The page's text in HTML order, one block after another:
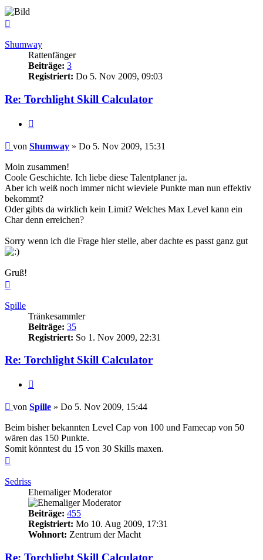
Shumway
Rattenfänger
Beiträge: 3
Registriert: Do 5. Nov 2009, 09:03
Re: Torchlight Skill Calculator
Beitrag
von Shumway » Do 5. Nov 2009, 15:31
Moin zusammen!
Coole Geschichte. Ich liebe diese Talentplaner ja.
Aber ich weiß noch immer nicht wieviele Punkte man nun effektiv
bekommt?
Oder gibts da wirklich kein Limit? Welches Max Level kann ein
Char denn erreichen?
Sorry wenn ich die Frage hier stelle, aber dachte es passt ganz gut
Gruß!
Spille
Tränkesammler
Beiträge: 35
Registriert: So 1. Nov 2009, 22:31
Re: Torchlight Skill Calculator
Beitrag
von Spille » Do 5. Nov 2009, 15:44
Beim bisher bekannten Level Cap von 100 und Famecap von 50
wären das 150 Punkte.
Somit könntest du 15 von 30 Skills maxen.
Sedriss
Ehemaliger Moderator
Beiträge: 455
Registriert: Mo 10. Aug 2009, 17:31
Wohnort: Zentrum der Macht
Re: Torchlight Skill Calculator